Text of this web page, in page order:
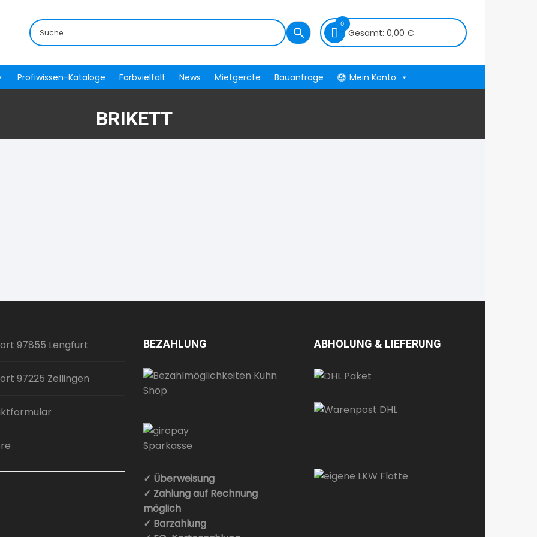
0
Gesamt: 0,00 €
Profiwissen-Kataloge Farbvielfalt News Mietgeräte Bauanfrage Mein Konto
BRIKETT
97855 Lengfurt
97225 Zellingen
BEZAHLUNG
✓ Überweisung
✓ Zahlung auf Rechnung
möglich
✓ Barzahlung
ABHOLUNG & LIEFERUNG